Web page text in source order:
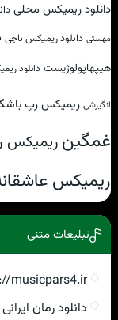
دانلود ریمیکس محلی
مهستی دانلود ریمیکس ناجی
هیپهاپولوژیست دانلود
انگیزشی ریمیکس رپ
غمگین ریمیکس
ریمیکس
تبلیغات متنی
musicpars4.ir/
دانلود رمان ایرانی